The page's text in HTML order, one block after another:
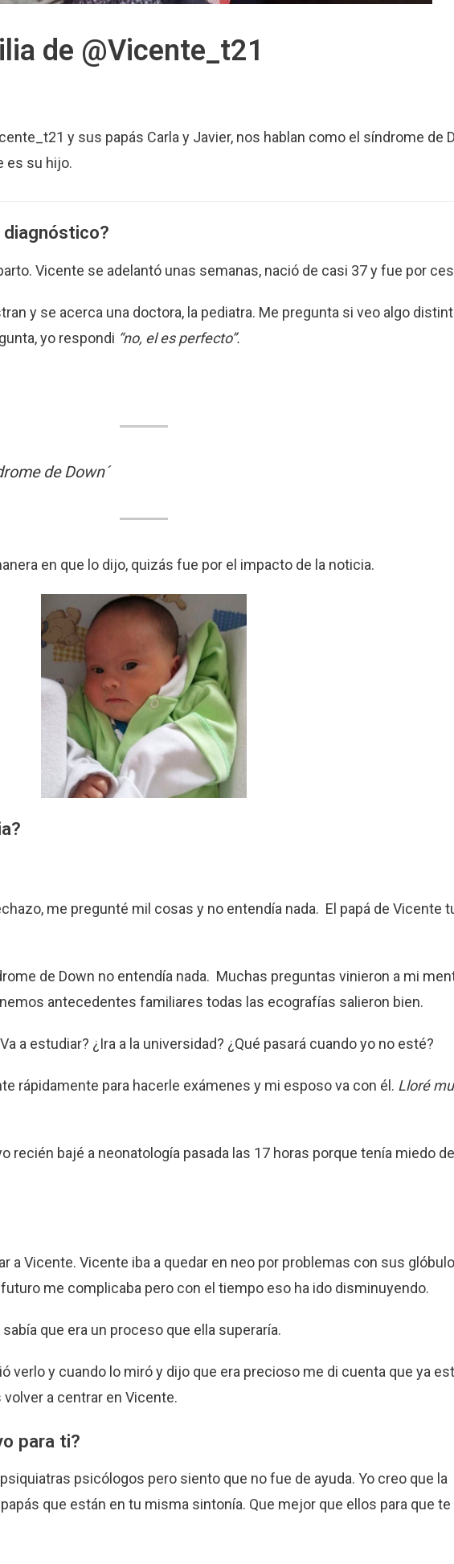
de @Vicente_t21
y sus papás Carla y Javier, nos hablan como el síndrome de
es su hijo.
Vicente se adelantó unas semanas, nació de casi 37 y fue por
y se acerca una doctora, la pediatra. Me pregunta si veo algo
yo respondi “no, el es perfecto”.
de Down´
en que lo dijo, quizás fue por el impacto de la noticia.
me pregunté mil cosas y no entendía nada. El papá de Vicente
de Down no entendía nada. Muchas preguntas vinieron a mi
antecedentes familiares todas las ecografías salieron bien.
a estudiar? ¿Ira a la universidad? ¿Qué pasará cuando yo no esté?
rápidamente para hacerle exámenes y mi esposo va con él. Lloré
recién bajé a neonatología pasada las 17 horas porque tenía miedo de
a Vicente. Vicente iba a quedar en neo por problemas con sus
me complicaba pero con el tiempo eso ha ido disminuyendo.
que era un proceso que ella superaría.
verlo y cuando lo miró y dijo que era precioso me di cuenta que ya
a centrar en Vicente.
para ti?
psicólogos pero siento que no fue de ayuda. Yo creo que la
que están en tu misma sintonía. Que mejor que ellos para que te